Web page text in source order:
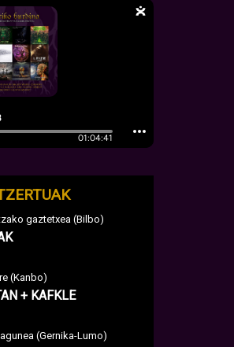
gaztetxea (Bilbo)
(Kanbo)
+ KAFKLE
(Gernika-Lumo)